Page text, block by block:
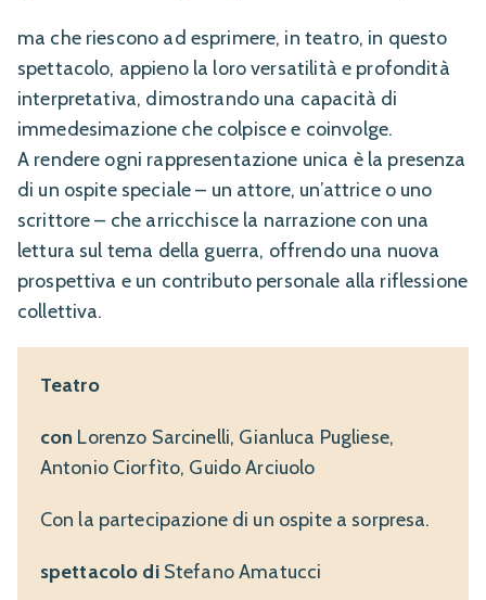
ma che riescono ad esprimere, in teatro, in questo
spettacolo, appieno la loro versatilità e profondità
interpretativa, dimostrando una capacità di
immedesimazione che colpisce e coinvolge.
A rendere ogni rappresentazione unica è la presenza
di un ospite speciale – un attore, un’attrice o uno
scrittore – che arricchisce la narrazione con una
lettura sul tema della guerra, offrendo una nuova
prospettiva e un contributo personale alla riflessione
collettiva.
Teatro
con Lorenzo Sarcinelli, Gianluca Pugliese,
Antonio Ciorfìto, Guido Arciuolo
Con la partecipazione di un ospite a sorpresa.
spettacolo diStefano Amatucci